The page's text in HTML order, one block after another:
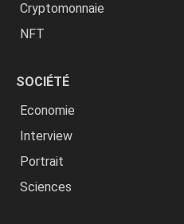
Cryptomonnaie
NFT
SOCIÉTÉ
Economie
Interview
Portrait
Sciences